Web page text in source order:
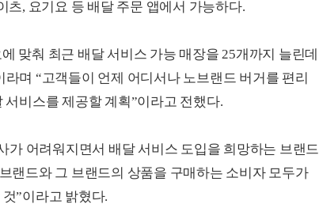
츠, 요기요 등 배달 주문 앱에서 가능하다.
맞춰 최근 배달 서비스 가능 매장을 25개까지 늘린데
며 “고객들이 언제 어디서나 노브랜드 버거를 편리
비스를 제공할 계획”이라고 전했다.
가 어려워지면서 배달 서비스 도입을 희망하는 브랜드
랜드와 그 브랜드의 상품을 구매하는 소비자 모두가
”이라고 밝혔다.